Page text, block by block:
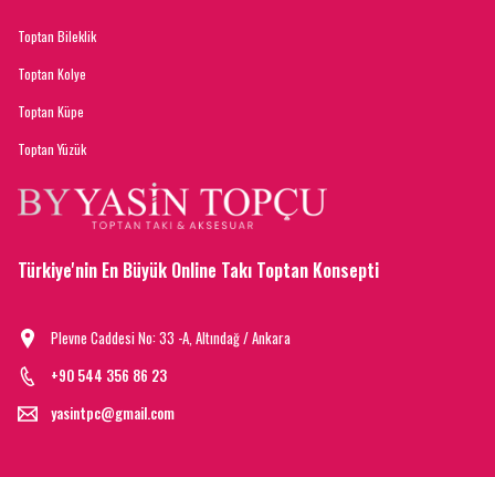
Toptan Bileklik
Toptan Kolye
Toptan Küpe
Toptan Yüzük
Türkiye'nin En Büyük Online Takı Toptan Konsepti
Plevne Caddesi No: 33 -A, Altındağ / Ankara
+90 544 356 86 23
yasintpc@gmail.com